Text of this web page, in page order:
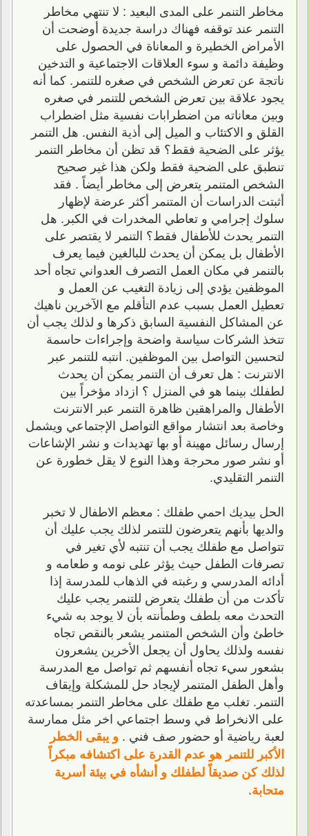
مخاطر التنمر على المدى البعيد : لا تنتهي مخاطر
التنمر عند توقفه فهناك دراسة جديدة أوضحت أن
الأمراض الخطيرة و المعاناة في الحصول على
وظيفة دائمة و سوء العلاقات الاجتماعية و التدخين
ناتجة عن تعرض الشخص في صغره للتنمر. كما أنه
يجود علاقة بين تعرض الشخص للتنمر في صغره
وبين معاناته من اضطرابات نفسية مثل اضطراب
القلق و الاكتئاب و الميل إلى أذية النفس. هل التنمر
يؤثر على الضحية فقط؟ قد تظن أن مخاطر التنمر
تنطبق على الضحية فقط ولكن هذا غير صحيح
الشخص المتنمر يتعرض إلى مخاطر أيضاً . فقد
أثبتت الدراسات أن المتنمر أكثر عرضة لإظهار
سلوك إجرامي و تعاطي المخدرات في الكبر. هل
التنمر يحدث للأطفال فقط؟ التنمر لا يقتصر على
الأطفال بل يمكن أن يحدث للبالغين فيما يعرف
بالتنمر في مكان العمل التصرف العدواني تجاه أحد
الموظفين يؤدي إلى زيادة التغيب عن العمل و
تعطيل العمل بسبب عدم التأقلم مع الآخرين ناهيك
عن المشاكل النفسية السابق ذكرها و لذلك يجب أن
تتخذ الشركات سياسة واضحة وإجراءات حاسمة
لتحسين التواصل بين الموظفين. انتبه للتنمر عبر
الانترنت : هل تعرف أن التنمر يمكن أن يحدث
لطفلك بينما هو في المنزل ؟ ازداد مؤخراً بين
الأطفال والمراهقين ظاهرة التنمر عبر الانترنت
وخاصة بعد انتشار مواقع التواصل الإجتماعي ويشمل
إرسال رسائل مهينة أو بها تهديدات و نشر الإشاعات
أو نشر صور محرجة وهذا النوع لا يقل خطورة عن
التنمر التقليدي.
الحل بيديك احمي طفلك : معظم الاطفال لا تخبر
والديها بأنهم يتعرضون للتنمر لذلك يجب عليك أن
تتواصل مع طفلك يجب أن تنتبه لأي تغير في
تصرفات الطفل حيث يؤثر على نومه و طعامه و
أدائه المدرسي و رغبته في الذهاب للمدرسة إذا
تأكدت من أن طفلك يتعرض للتنمر يجب عليك
التحدث معه بلطف وطمأنته بأن لا يوجد به شيء
خاطئ وأن الشخص المتنمر يشعر بالنقص تجاه
نفسه ولذلك يحاول أن يجعل الأخرين يشعرون
بشعور سيء تجاه أنفسهم ثم تواصل مع المدرسة
وأهل الطفل المتنمر لإيجاد حل للمشكلة وإيقاف
التنمر. تغلب مع طفلك على مخاطر التنمر بمساعدته
على الانخراط في وسط اجتماعي اخر مثل ممارسة
لعبة رياضية أو حضور صف فني . و يبقى الخطر
الأكبر للتنمر هو عدم القدرة على اكتشافه مبكراً
لذلك كن صديقاً لطفلك و أنشأه في بيئة أسرية
متحابة.